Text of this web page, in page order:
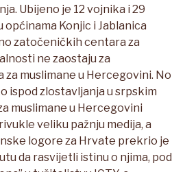
Ubijeno je 12 vojnika i 29
općinama Konjic i Jablanica
zatočeničkih centara za
ne zaostaju za
muslimane u Hercegovini. No
ispod zlostavljanja u srpskim
muslimane u Hercegovini
veliku pažnju medija, a
logore za Hrvate prekrio je
da rasvijetli istinu o njima, pod